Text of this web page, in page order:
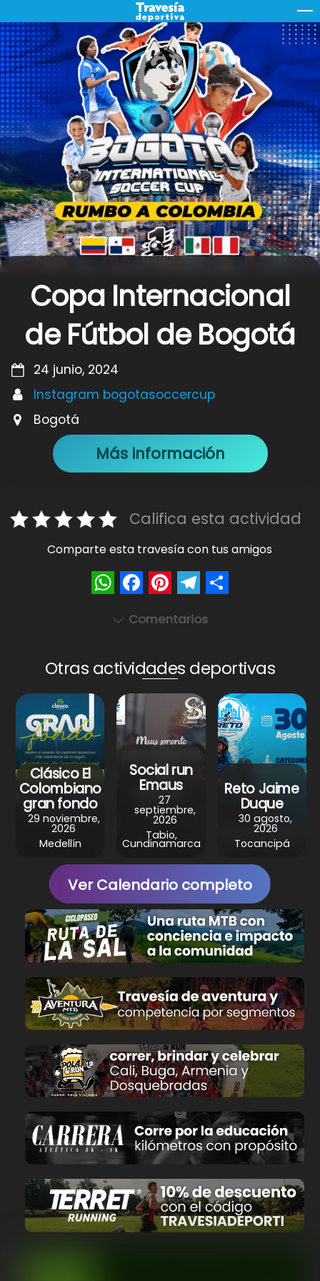
to
content
Copa Internacional
de Fútbol de Bogotá
24 junio, 2024
Instagram bogotasoccercup
Bogotá
Más información
Califica esta actividad
Comparte esta travesía con tus amigos
W
h
t
s
A
p
p
F
a
e
b
o
o
k
P
i
t
e
e
s
t
T
e
e
g
r
a
m
S
r
e
Comentarios
Otras actividades deportivas
Clásico El
Colombiano
gran fondo
29 noviembre,
2026
Medellín
Social run
Emaus
27
septiembre,
2026
Tabio,
Cundinamarca
Reto Jaime
Duque
30 agosto,
2026
Tocancipá
Ver Calendario completo